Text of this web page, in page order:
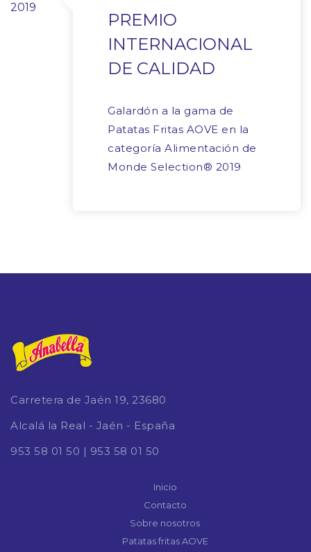
2019
PREMIO
INTERNACIONAL
DE CALIDAD
Galardón a la gama de
Patatas Fritas AOVE en la
categoría Alimentación de
Monde Selection® 2019
Carretera de Jaén 19, 23680
Alcalá la Real - Jaén - España
953 58 01 50 | 953 58 01 50
Inicio
Contacto
Sobre nosotros
Patatas fritas AOVE